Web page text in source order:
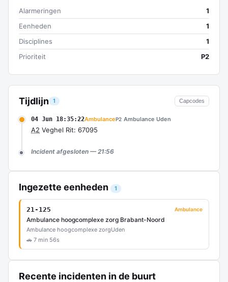
Tijdlijn 1 Capcodes
04 Jun 18:35:22AmbulanceP2 Ambulance Uden
A2 Veghel Rit: 67095
Incident afgesloten — 21:56
Ingezette eenheden 1
21-125 Ambulance
Ambulance hoogcomplexe zorg Brabant-Noord
Ambulance hoogcomplexe zorgUden
🚗 7 min 56s
Recente incidenten in de buurt
Alarmeringen
1
Eenheden
1
Disciplines
1
Prioriteit
P2